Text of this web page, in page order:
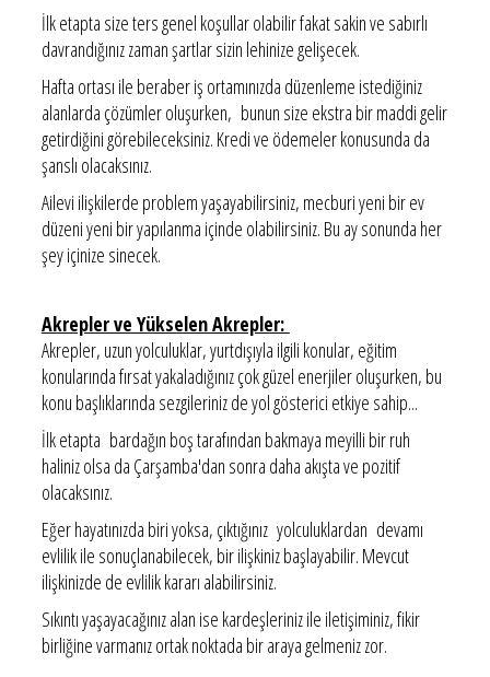
İlk etapta size ters genel koşullar olabilir fakat sakin ve sabırlı
davrandığınız zaman şartlar sizin lehinize gelişecek.
Hafta ortası ile beraber iş ortamınızda düzenleme istediğiniz
alanlarda çözümler oluşurken, bunun size ekstra bir maddi gelir
getirdiğini görebileceksiniz. Kredi ve ödemeler konusunda da
şanslı olacaksınız.
Ailevi ilişkilerde problem yaşayabilirsiniz, mecburi yeni bir ev
düzeni yeni bir yapılanma içinde olabilirsiniz. Bu ay sonunda her
şey içinize sinecek.
Akrepler ve Yükselen Akrepler:
Akrepler, uzun yolculuklar, yurtdışıyla ilgili konular, eğitim
konularında fırsat yakaladığınız çok güzel enerjiler oluşurken, bu
konu başlıklarında sezgileriniz de yol gösterici etkiye sahip...
İlk etapta bardağın boş tarafından bakmaya meyilli bir ruh
haliniz olsa da Çarşamba'dan sonra daha akışta ve pozitif
olacaksınız.
Eğer hayatınızda biri yoksa, çıktığınız yolculuklardan devamı
evlilik ile sonuçlanabilecek, bir ilişkiniz başlayabilir. Mevcut
ilişkinizde de evlilik kararı alabilirsiniz.
Sıkıntı yaşayacağınız alan ise kardeşleriniz ile iletişiminiz, fikir
birliğine varmanız ortak noktada bir araya gelmeniz zor.